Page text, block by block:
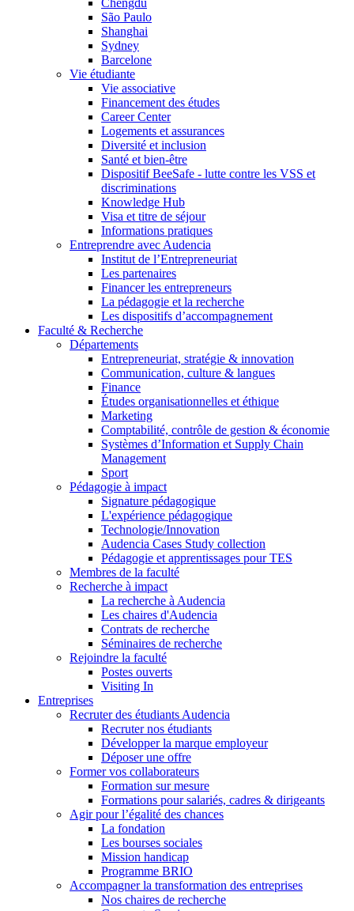
Chengdu
São Paulo
Shanghai
Sydney
Barcelone
Vie étudiante
Vie associative
Financement des études
Career Center
Logements et assurances
Diversité et inclusion
Santé et bien-être
Dispositif BeeSafe - lutte contre les VSS et
discriminations
Knowledge Hub
Visa et titre de séjour
Informations pratiques
Entreprendre avec Audencia
Institut de l’Entrepreneuriat
Les partenaires
Financer les entrepreneurs
La pédagogie et la recherche
Les dispositifs d’accompagnement
Faculté & Recherche
Départements
Entrepreneuriat, stratégie & innovation
Communication, culture & langues
Finance
Études organisationnelles et éthique
Marketing
Comptabilité, contrôle de gestion & économie
Systèmes d’Information et Supply Chain
Management
Sport
Pédagogie à impact
Signature pédagogique
L'expérience pédagogique
Technologie/Innovation
Audencia Cases Study collection
Pédagogie et apprentissages pour TES
Membres de la faculté
Recherche à impact
La recherche à Audencia
Les chaires d'Audencia
Contrats de recherche
Séminaires de recherche
Rejoindre la faculté
Postes ouverts
Visiting In
Entreprises
Recruter des étudiants Audencia
Recruter nos étudiants
Développer la marque employeur
Déposer une offre
Former vos collaborateurs
Formation sur mesure
Formations pour salariés, cadres & dirigeants
Agir pour l’égalité des chances
La fondation
Les bourses sociales
Mission handicap
Programme BRIO
Accompagner la transformation des entreprises
Nos chaires de recherche